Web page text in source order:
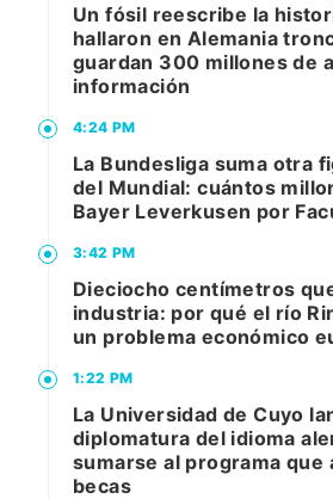
Un fósil reescribe la
hallaron en Alemania
guardan 300 millones de
información
4:24 PM
La Bundesliga suma otra
del Mundial: cuántos
Bayer Leverkusen por
3:42 PM
Dieciocho centímetros
industria: por qué el río
un problema económico
1:22 PM
La Universidad de Cuyo
diplomatura del idioma
sumarse al programa que
becas